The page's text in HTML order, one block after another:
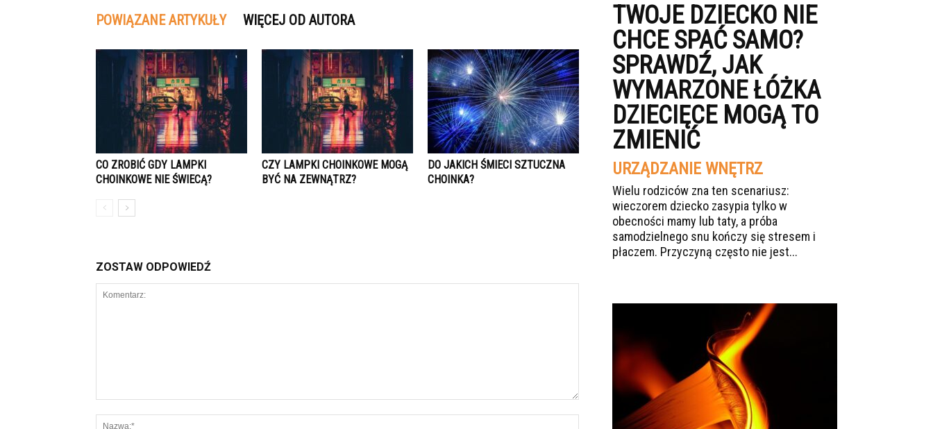
POWIĄZANE ARTYKUŁY WIĘCEJ OD AUTORA
CO ZROBIĆ GDY LAMPKI
CHOINKOWE NIE ŚWIECĄ?
CZY LAMPKI CHOINKOWE MOGĄ
BYĆ NA ZEWNĄTRZ?
DO JAKICH ŚMIECI SZTUCZNA
CHOINKA?
ZOSTAW ODPOWIEDŹ
TWOJE DZIECKO NIE
CHCE SPAĆ SAMO?
SPRAWDŹ, JAK
WYMARZONE ŁÓŻKA
DZIECIĘCE MOGĄ TO
ZMIENIĆ
URZĄDZANIE WNĘTRZ
Wielu rodziców zna ten scenariusz:
wieczorem dziecko zasypia tylko w
obecności mamy lub taty, a próba
samodzielnego snu kończy się stresem i
płaczem. Przyczyną często nie jest...